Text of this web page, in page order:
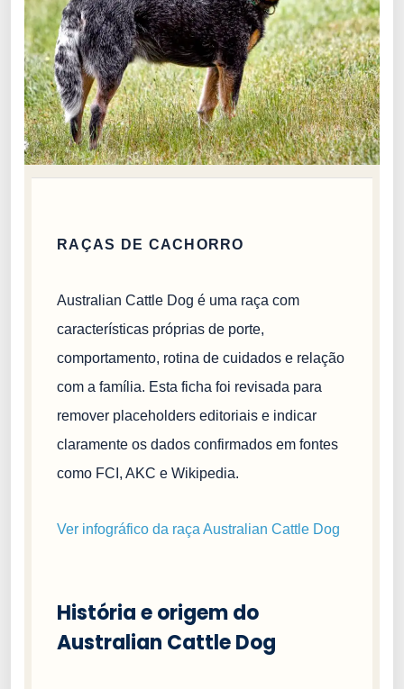
RAÇAS DE CACHORRO
Australian Cattle Dog é uma raça com
características próprias de porte,
comportamento, rotina de cuidados e relação
com a família. Esta ficha foi revisada para
remover placeholders editoriais e indicar
claramente os dados confirmados em fontes
como FCI, AKC e Wikipedia.
Ver infográfico da raça Australian Cattle Dog
História e origem do
Australian Cattle Dog